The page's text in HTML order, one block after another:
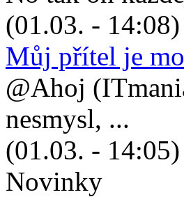
(01.03. - 14:08)
Můj přítel je
@Ahoj
nesmysl, ...
(01.03. - 14:05)
Novinky